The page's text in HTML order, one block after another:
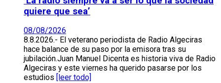
quiere que sea’
08/08/2026
8.8.2026.- El veterano periodista de Radio Algeciras
hace balance de su paso por la emisora tras su
jubilación.Juan Manuel Dicenta es historia viva de Radio
Algeciras y este viernes ha querido pasarse por los
estudios
[leer todo]